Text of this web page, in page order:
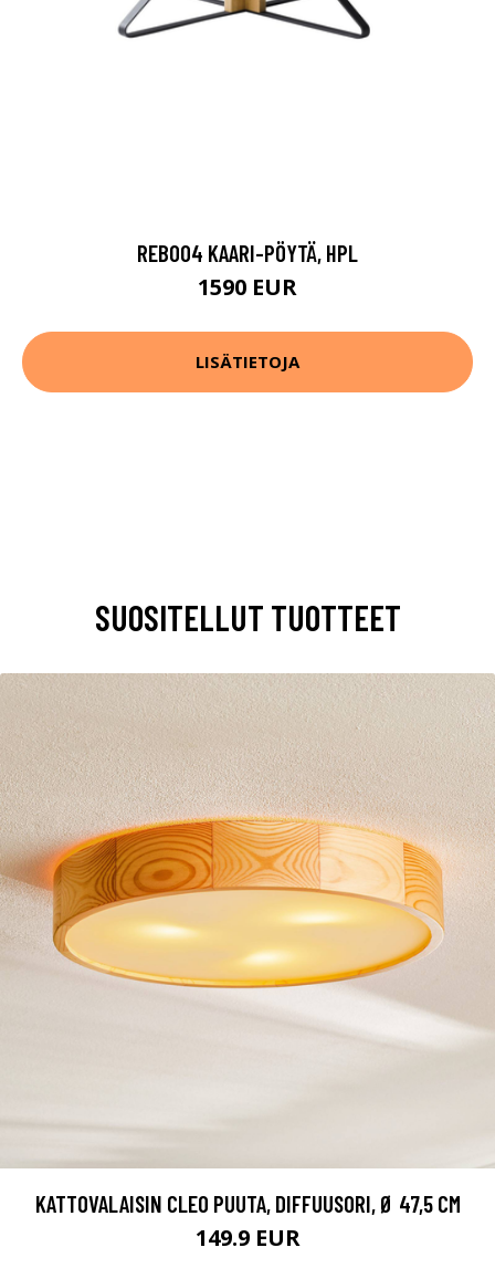
REB004 KAARI-PÖYTÄ, HPL
1590 EUR
LISÄTIETOJA
SUOSITELLUT TUOTTEET
KATTOVALAISIN CLEO PUUTA, DIFFUUSORI, Ø 47,5 CM
149.9 EUR